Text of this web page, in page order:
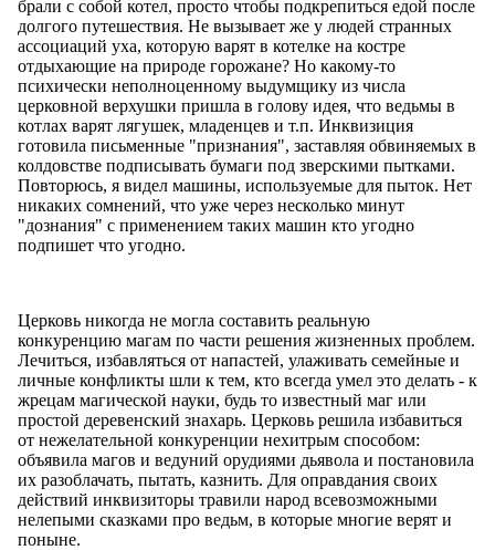
брали с собой котел, просто чтобы подкрепиться едой после
долгого путешествия. Не вызывает же у людей странных
ассоциаций уха, которую варят в котелке на костре
отдыхающие на природе горожане? Но какому-то
психически неполноценному выдумщику из числа
церковной верхушки пришла в голову идея, что ведьмы в
котлах варят лягушек, младенцев и т.п. Инквизиция
готовила письменные "признания", заставляя обвиняемых в
колдовстве подписывать бумаги под зверскими пытками.
Повторюсь, я видел машины, используемые для пыток. Нет
никаких сомнений, что уже через несколько минут
"дознания" с применением таких машин кто угодно
подпишет что угодно.
Церковь никогда не могла составить реальную
конкуренцию магам по части решения жизненных проблем.
Лечиться, избавляться от напастей, улаживать семейные и
личные конфликты шли к тем, кто всегда умел это делать - к
жрецам магической науки, будь то известный маг или
простой деревенский знахарь. Церковь решила избавиться
от нежелательной конкуренции нехитрым способом:
объявила магов и ведуний орудиями дьявола и постановила
их разоблачать, пытать, казнить. Для оправдания своих
действий инквизиторы травили народ всевозможными
нелепыми сказками про ведьм, в которые многие верят и
поныне.